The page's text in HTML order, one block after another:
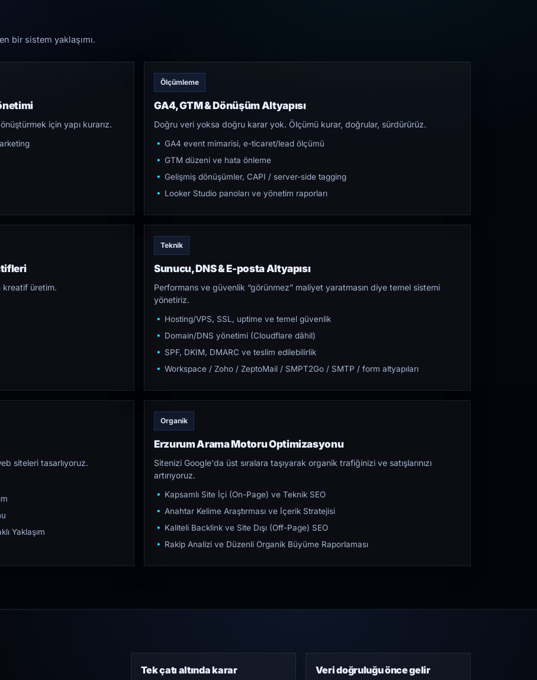
bir sistem yaklaşımı.
için yapı kurarız.
Ölçümleme
GA4, GTM & Dönüşüm Altyapısı
Doğru veri yoksa doğru karar yok. Ölçümü kurar, doğrular, sürdürürüz.
GA4 event mimarisi, e-ticaret/lead ölçümü
GTM düzeni ve hata önleme
Gelişmiş dönüşümler, CAPI / server-side tagging
Looker Studio panoları ve yönetim raporları
kreatif üretim.
Teknik
Sunucu, DNS & E-posta Altyapısı
Performans ve güvenlik “görünmez” maliyet yaratmasın diye temel sistemi
yönetiriz.
Hosting/VPS, SSL, uptime ve temel güvenlik
Domain/DNS yönetimi (Cloudflare dâhil)
SPF, DKIM, DMARC ve teslim edilebilirlik
Workspace / Zoho / ZeptoMail / SMPT2Go / SMTP / form altyapıları
siteleri tasarlıyoruz.
Yaklaşım
Organik
Erzurum Arama Motoru Optimizasyonu
Sitenizi Google'da üst sıralara taşıyarak organik trafiğinizi ve satışlarınızı
artırıyoruz.
Kapsamlı Site İçi (On-Page) ve Teknik SEO
Anahtar Kelime Araştırması ve İçerik Stratejisi
Kaliteli Backlink ve Site Dışı (Off-Page) SEO
Rakip Analizi ve Düzenli Organik Büyüme Raporlaması
Tek çatı altında karar Veri doğruluğu önce gelir